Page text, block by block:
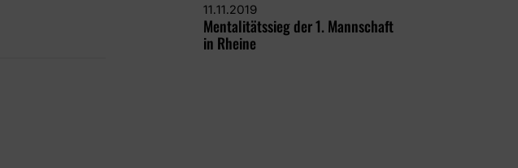
11.11.2019
Mentalitätssieg der 1. Mannschaft
in Rheine